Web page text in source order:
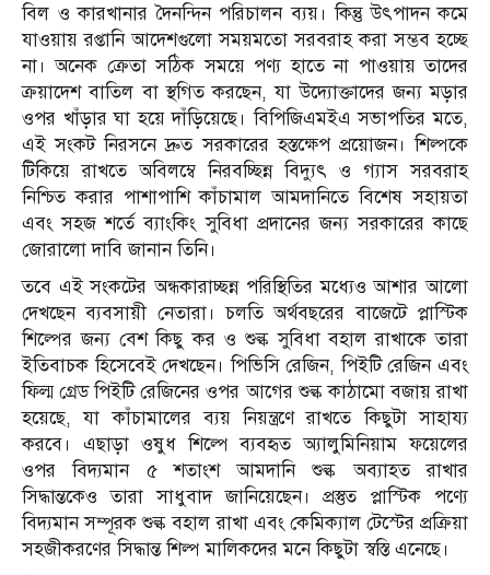
বিল ও কারখানার দৈনন্দিন পরিচালন ব্যয়। কিন্তু উৎপাদন কমে
যাওয়ায় রপ্তানি আদেশগুলো সময়মতো সরবরাহ করা সম্ভব হচ্ছে
না। অনেক ক্রেতা সঠিক সময়ে পণ্য হাতে না পাওয়ায় তাদের
ক্রয়াদেশ বাতিল বা স্থগিত করছেন, যা উদ্যোক্তাদের জন্য মড়ার
ওপর খাঁড়ার ঘা হয়ে দাঁড়িয়েছে। বিপিজিএমইএ সভাপতির মতে,
এই সংকট নিরসনে দ্রুত সরকারের হস্তক্ষেপ প্রয়োজন। শিল্পকে
টিকিয়ে রাখতে অবিলম্বে নিরবচ্ছিন্ন বিদ্যুৎ ও গ্যাস সরবরাহ
নিশ্চিত করার পাশাপাশি কাঁচামাল আমদানিতে বিশেষ সহায়তা
এবং সহজ শর্তে ব্যাংকিং সুবিধা প্রদানের জন্য সরকারের কাছে
জোরালো দাবি জানান তিনি।
তবে এই সংকটের অন্ধকারাচ্ছন্ন পরিস্থিতির মধ্যেও আশার আলো
দেখছেন ব্যবসায়ী নেতারা। চলতি অর্থবছরের বাজেটে প্লাস্টিক
শিল্পের জন্য বেশ কিছু কর ও শুল্ক সুবিধা বহাল রাখাকে তারা
ইতিবাচক হিসেবেই দেখছেন। পিভিসি রেজিন, পিইটি রেজিন এবং
ফিল্ম গ্রেড পিইটি রেজিনের ওপর আগের শুল্ক কাঠামো বজায় রাখা
হয়েছে, যা কাঁচামালের ব্যয় নিয়ন্ত্রণে রাখতে কিছুটা সাহায্য
করবে। এছাড়া ওষুধ শিল্পে ব্যবহৃত অ্যালুমিনিয়াম ফয়েলের
ওপর বিদ্যমান ৫ শতাংশ আমদানি শুল্ক অব্যাহত রাখার
সিদ্ধান্তকেও তারা সাধুবাদ জানিয়েছেন। প্রস্তুত প্লাস্টিক পণ্যে
বিদ্যমান সম্পূরক শুল্ক বহাল রাখা এবং কেমিক্যাল টেস্টের প্রক্রিয়া
সহজীকরণের সিদ্ধান্ত শিল্প মালিকদের মনে কিছুটা স্বস্তি এনেছে।